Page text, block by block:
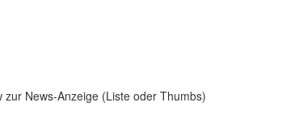
News-Anzeige (Liste oder Thumbs)